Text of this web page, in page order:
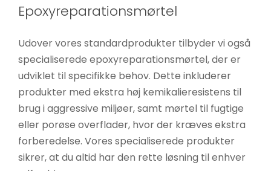
Epoxyreparationsmørtel
Udover vores standardprodukter tilbyder vi også
specialiserede epoxyreparationsmørtel, der er
udviklet til specifikke behov. Dette inkluderer
produkter med ekstra høj kemikalieresistens til
brug i aggressive miljøer, samt mørtel til fugtige
eller porøse overflader, hvor der kræves ekstra
forberedelse. Vores specialiserede produkter
sikrer, at du altid har den rette løsning til enhver